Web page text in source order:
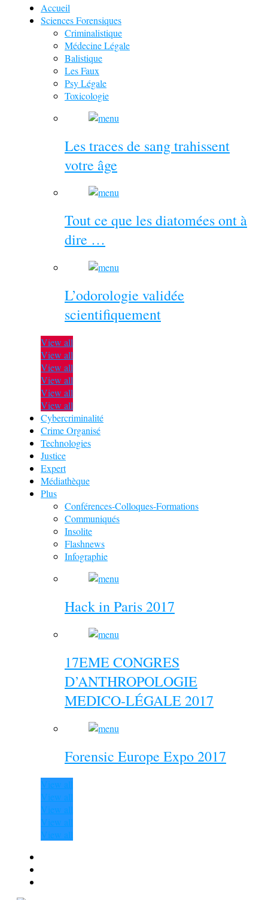
Accueil
Sciences Forensiques
Criminalistique
Médecine Légale
Balistique
Les Faux
Psy Légale
Toxicologie
Les traces de sang trahissent
votre âge
Tout ce que les diatomées ont à
dire …
L’odorologie validée
scientifiquement
View all
View all
View all
View all
View all
View all
Cybercriminalité
Crime Organisé
Technologies
Justice
Expert
Médiathèque
Plus
Conférences-Colloques-Formations
Communiqués
Insolite
Flashnews
Infographie
Hack in Paris 2017
17EME CONGRES
D’ANTHROPOLOGIE
MEDICO-LÉGALE 2017
Forensic Europe Expo 2017
View all
View all
View all
View all
View all